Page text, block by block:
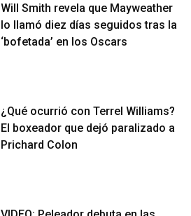
Will Smith revela que Mayweather
lo llamó diez días seguidos tras la
‘bofetada’ en los Oscars
¿Qué ocurrió con Terrel Williams?
El boxeador que dejó paralizado a
Prichard Colon